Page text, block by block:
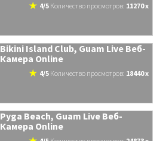
4/5 количество просмотров: 11270 x
Bikini Island Club, Guam Live Веб-
Камера Online
4/5 количество просмотров: 18440 x
Pyga Beach, Guam Live Веб-
Камера Online